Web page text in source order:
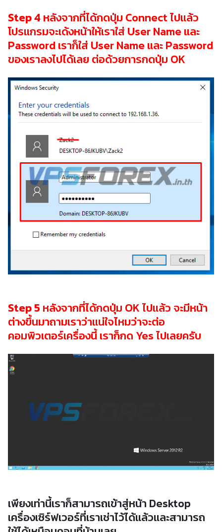
for:
Search
Step 4 หลังจากที่ได้กดปุ่ม Connect ไปแล้ว
โปรแกรมจะเด้งหน้าให้เราใส่ User Name และ
Password เราก็ใส่ User Name และ Password
ของเราลงไปได้เลย ต่อด้วยการกดปุ่ม OK
Step 5 หลังจากที่ได้กดปุ่ม OK ไปแล้ว จะมีหน้า
ต่างขึ้นมาถามเราว่าแน่ใจไหมว่าจะต่อ
คอมพิวเตอร์เครื่องนี้ เราก็กด Yes ไปเลยครับ
เพียงเท่านี้เราก็สามารถเข้าสู่หน้า Desktop
เครื่องเซิร์ฟเวอร์ที่เราเช่าไว้ได้แล้วและสามารถ